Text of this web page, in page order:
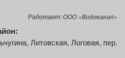
Работает: ООО «Водоканал»
Литовская, Логовая, пер.